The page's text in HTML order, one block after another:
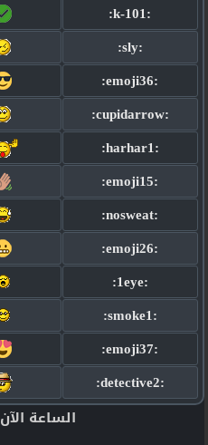
:k-101:
:sly:
:emoji36:
:cupidarrow:
:harhar1:
:emoji15:
:nosweat:
:emoji26:
:1eye:
:smoke1:
:emoji37:
:detective2:
الساعة الآن